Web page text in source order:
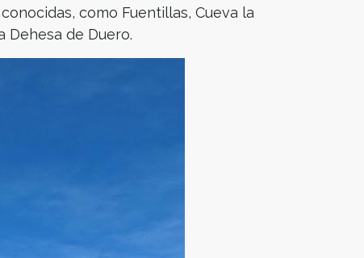
como Fuentillas, Cueva la
Dehesa de Duero.